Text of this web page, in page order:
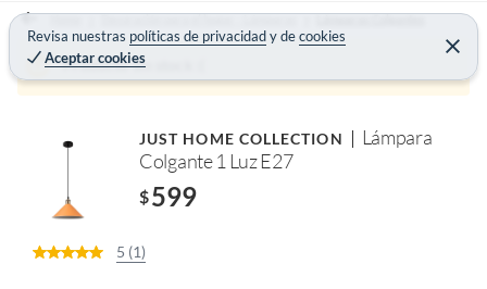
B
a
n
Revisa nuestras políticas de privacidadydecookies
Aceptar cookies
Home Decoración para el hogar - Lámparas Lámparas Colgantes
Producto sin stock :(
JUST HOME COLLECTION
Lámpara
Colgante 1 Luz E27
$599
5 (1)